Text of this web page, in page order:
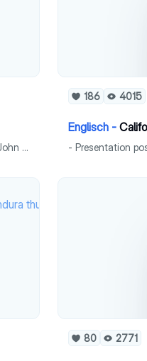
- Menschenbild - Naturzustand des Menschen - Modell eines idealen Staates Nach John Locke & Charles de Montesquieu
186 4015
Englisch -
- Presentation
80 2771